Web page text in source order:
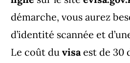
démarche, vous aurez
d’identité scannée et
Le coût du visa est de 30